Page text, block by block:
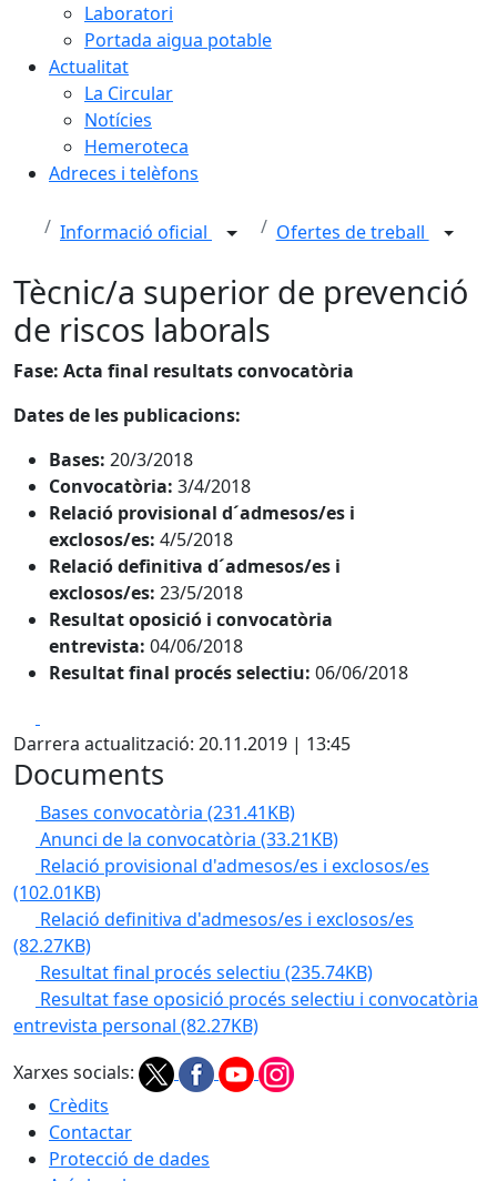
Laboratori
Portada aigua potable
Actualitat
La Circular
Notícies
Hemeroteca
Adreces i telèfons
Informació oficial Ofertes de treball
Tècnic/a superior de prevenció
de riscos laborals
Fase: Acta final resultats convocatòria
Dates de les publicacions:
Bases: 20/3/2018
Convocatòria: 3/4/2018
Relació provisional d´admesos/es i
exclosos/es: 4/5/2018
Relació definitiva d´admesos/es i
exclosos/es: 23/5/2018
Resultat oposició i convocatòria
entrevista: 04/06/2018
Resultat final procés selectiu: 06/06/2018
Darrera actualització: 20.11.2019 | 13:45
Documents
Bases convocatòria (231.41KB)
Anunci de la convocatòria (33.21KB)
Relació provisional d'admesos/es i exclosos/es
(102.01KB)
Relació definitiva d'admesos/es i exclosos/es
(82.27KB)
Resultat final procés selectiu (235.74KB)
Resultat fase oposició procés selectiu i convocatòria
entrevista personal (82.27KB)
Xarxes socials:
Crèdits
Contactar
Protecció de dades